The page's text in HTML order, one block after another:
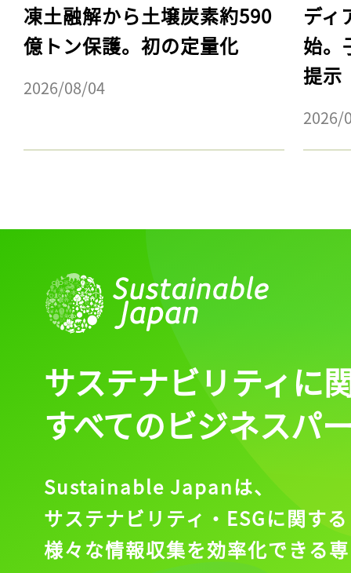
凍土融解から土壌炭素約590
億トン保護。初の定量化
2026/08/04
ディ
始。
提示
2026/
サステナビリティに
すべてのビジネスパ
Sustainable Japanは、
サステナビリティ・ESGに関する
様々な情報収集を効率化できる